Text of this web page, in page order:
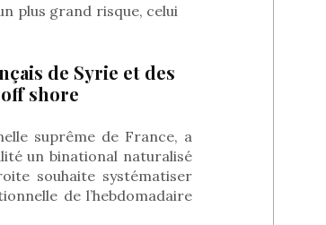
plus grand risque, celui
de Syrie et des
shore
suprême de France, a
un binational naturalisé
souhaite systématiser
de l’hebdomadaire